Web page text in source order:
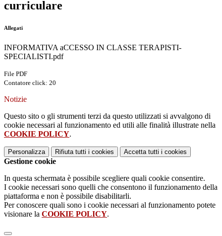
curriculare
Allegati
INFORMATIVA aCCESSO IN CLASSE TERAPISTI-
SPECIALISTI.pdf
File PDF
Contatore click: 20
Notizie
Questo sito o gli strumenti terzi da questo utilizzati si avvalgono di
cookie necessari al funzionamento ed utili alle finalità illustrate nella
COOKIE POLICY.
Personalizza Rifiuta tutti i cookies Accetta tutti i cookies
Gestione cookie
In questa schermata è possibile scegliere quali cookie consentire.
I cookie necessari sono quelli che consentono il funzionamento della
piattaforma e non è possibile disabilitarli.
Per conoscere quali sono i cookie necessari al funzionamento potete
visionare la COOKIE POLICY.